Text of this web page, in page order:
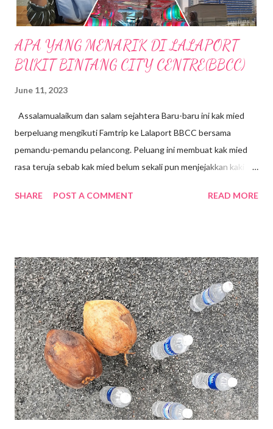
APA YANG MENARIK DI LALAPORT
BUKIT BINTANG CITY CENTRE(BBCC)
June 11, 2023
Assalamualaikum dan salam sejahtera Baru-baru ini kak mied
berpeluang mengikuti Famtrip ke Lalaport BBCC bersama
pemandu-pemandu pelancong. Peluang ini membuat kak mied
rasa teruja sebab kak mied belum sekali pun menjejakkan kaki ke
Terletak di tengah-tengah Bandar, kawasan Bukit Bintang.
masuk atau pintu gerbang Penjara Pudu masih dikekalkan
sebagai tinggalan sejarah lalu. Mall ini mengenengahkan konsep
" Modern Simplicity" yang sinonim dengan tradisi Jepun dengan
gabungan fasiliti komersial, pejabat , kediaman, hotel dan lain-
lain. Merupakan fasiliti luar negara yang pertama di Asia
Tenggara oleh Mitsui Fudosan Co. Ltd.(Mitsui Fudosan) .
Terdapat 400 kedai untuk penyewaaan di Mall ini, serta
penampilan kedai-keda...
SHARE POST A COMMENT READ MORE